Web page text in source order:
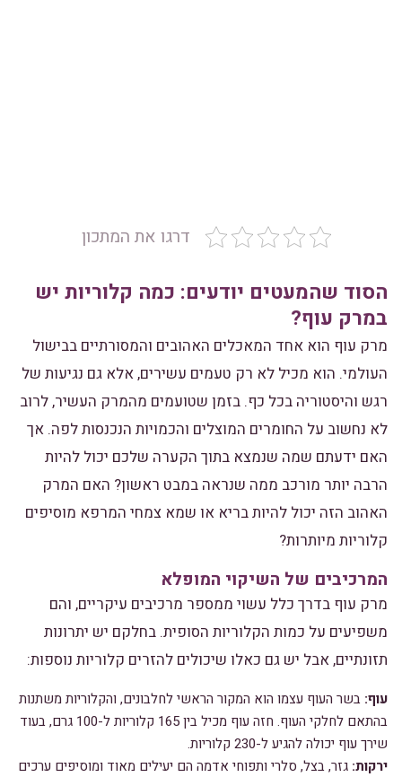
דרגו את המתכון
הסוד שהמעטים יודעים: כמה קלוריות יש
במרק עוף?
מרק עוף הוא אחד המאכלים האהובים והמסורתיים בבישול
העולמי. הוא מכיל לא רק טעמים עשירים, אלא גם נגיעות של
רגש והיסטוריה בכל כף. בזמן שטועמים מהמרק העשיר, לרוב
לא נחשוב על החומרים המוצלים והכמויות הנכנסות לפה. אך
האם ידעתם שמה שנמצא בתוך הקערה שלכם יכול להיות
הרבה יותר מורכב ממה שנראה במבט ראשון? האם המרק
האהוב הזה יכול להיות בריא או שמא צמחי המרפא מוסיפים
קלוריות מיותרות?
המרכיבים של השיקוי המופלא
מרק עוף בדרך כלל עשוי ממספר מרכיבים עיקריים, והם
משפיעים על כמות הקלוריות הסופית. בחלקם יש יתרונות
תזונתיים, אבל יש גם כאלו שיכולים להזרים קלוריות נוספות:
עוף: בשר העוף עצמו הוא המקור הראשי לחלבונים, והקלוריות משתנות
בהתאם לחלקי העוף. חזה עוף מכיל בין 165 קלוריות ל-100 גרם, בעוד
שירך עוף יכולה להגיע ל-230 קלוריות.
ירקות: גזר, בצל, סלרי ותפוחי אדמה הם יעילים מאוד ומוסיפים ערכים